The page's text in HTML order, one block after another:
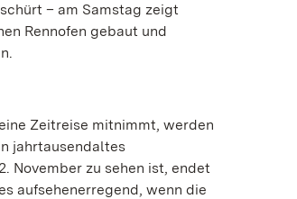
– am Samstag zeigt
Rennofen gebaut und
Zeitreise mitnimmt, werden
jahrtausendaltes
November zu sehen ist, endet
aufsehenerregend, wenn die